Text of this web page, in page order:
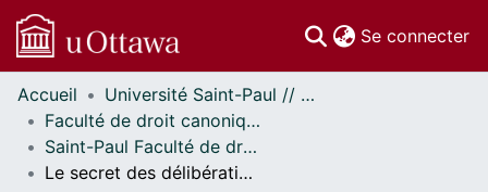
Se connecter
Communautés
et collections
Parcourir
Statistiques
Accueil
Université Saint-Paul // Saint Paul University
Faculté de droit canonique // Faculty of Canon Law
Saint-Paul Faculté de droit canonique - Mémoires // Saint Paul Faculty of Canon Law - Research Papers
Le secret des délibérations du jury et du conclave